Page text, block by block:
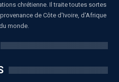
chrétienne. Il traite toutes sortes
de Côte d'Ivoire, d'Afrique
monde.